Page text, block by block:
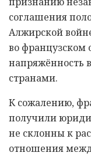
соглашения
Алжирской
во французском
напряжённость
странами.
К сожалению,
получили
не склонны к
отношения